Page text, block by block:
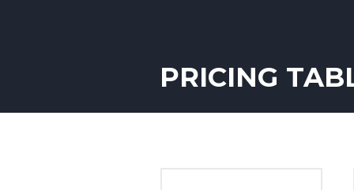
PRICING